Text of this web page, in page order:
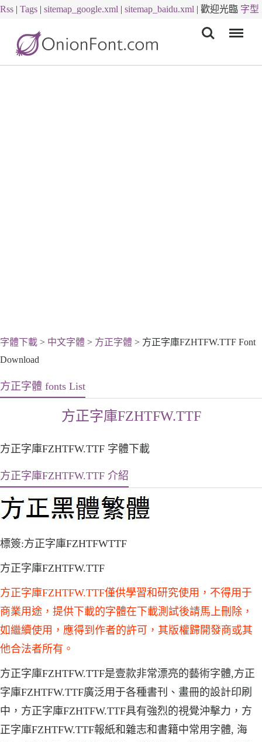
Rss | Tags | sitemap_google.xml | sitemap_baidu.xml | 歡迎光臨 字型
字體下載 > 中文字體 > 方正字體 > 方正字庫FZHTFW.TTF Font
Download
方正字體 fonts List
方正字庫FZHTFW.TTF
方正字庫FZHTFW.TTF 字體下載
方正字庫FZHTFW.TTF 介紹
標簽:方正字庫FZHTFWTTF
方正字庫FZHTFW.TTF
方正字庫FZHTFW.TTF僅供學習和研究使用，不得用于
商業用途，提供下載的字體在下載測試後請馬上刪除，
如繼續使用，應得到作者的許可，其版權歸開發商或其
他合法者所有。
方正字庫FZHTFW.TTF是壹款非常漂亮的藝術字體,方正
字庫FZHTFW.TTF廣泛用于各種書刊、畫冊的設計印刷
中，方正字庫FZHTFW.TTF具有強烈的視覺沖擊力，方
正字庫FZHTFW.TTF報紙和雜志和書籍中常用字體, 海